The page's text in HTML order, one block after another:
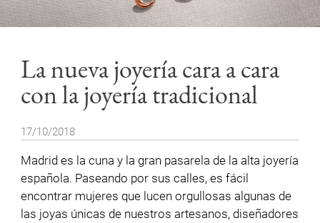
La nueva joyería cara a cara
con la joyería tradicional
17/10/2018
Madrid es la cuna y la gran pasarela de la alta joyería
española. Paseando por sus calles, es fácil
encontrar mujeres que lucen orgullosas algunas de
las joyas únicas de nuestros artesanos, diseñadores